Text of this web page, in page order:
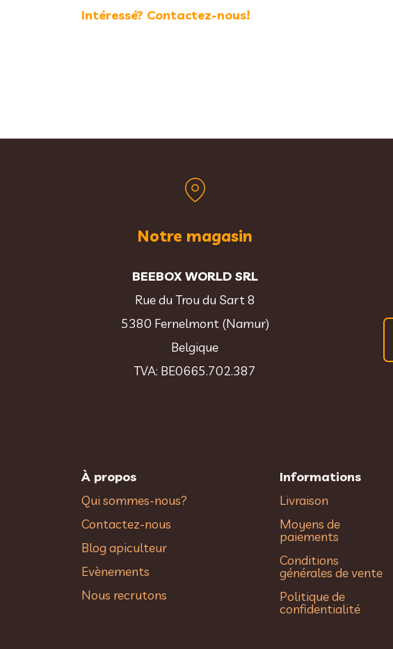
Intéressé? Contactez-nous!
Notre magasin
BEEBOX WORLD SRL
Rue du Trou du Sart 8
5380 Fernelmont (Namur)
Belgique
TVA: BE0665.702.387
À propos
Qui sommes-nous?
Contactez-nous
Blog apiculteur
Evènements
Nous recrutons
Informations
Livraison
Moyens de
paiements
Conditions
générales de vente
Politique de
confidentialité